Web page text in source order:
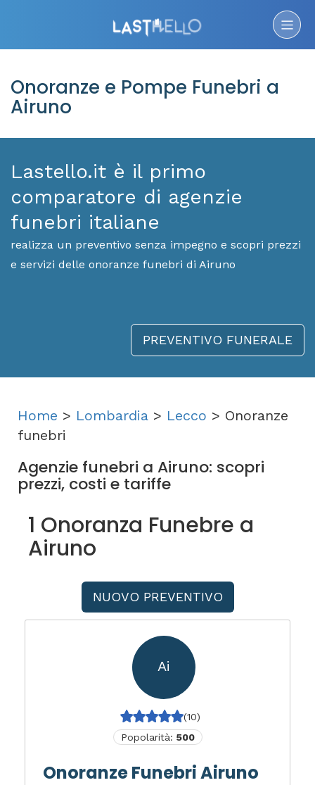
Onoranze e Pompe Funebri a
Airuno
Lastello.it è il primo
comparatore di agenzie
funebri italiane
realizza un preventivo senza impegno e scopri prezzi
e servizi delle onoranze funebri di Airuno
PREVENTIVO FUNERALE
Home > Lombardia > Lecco > Onoranze
funebri
Agenzie funebri a Airuno: scopri
prezzi, costi e tariffe
1 Onoranza Funebre a
Airuno
NUOVO PREVENTIVO
Ai
(10)
Popolarità: 500
Onoranze Funebri Airuno